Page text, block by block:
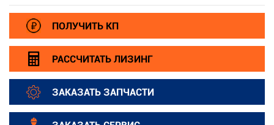
ПОЛУЧИТЬ КП
РАССЧИТАТЬ ЛИЗИНГ
ЗАКАЗАТЬ ЗАПЧАСТИ